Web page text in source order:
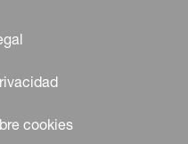
cookies